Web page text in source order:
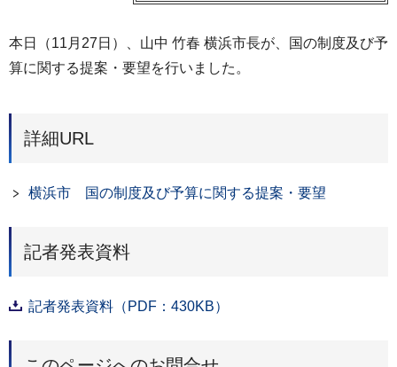
本日（11月27日）、山中 竹春 横浜市長が、国の制度及び予
算に関する提案・要望を行いました。
詳細URL
横浜市 国の制度及び予算に関する提案・要望
記者発表資料
記者発表資料（PDF：430KB）